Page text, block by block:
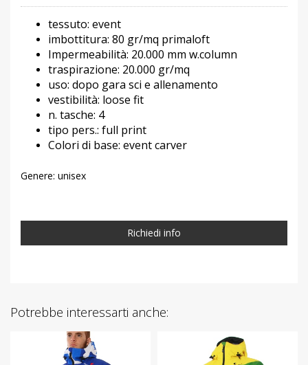
tessuto: event
imbottitura: 80 gr/mq primaloft
Impermeabilità: 20.000 mm w.column
traspirazione: 20.000 gr/mq
uso: dopo gara sci e allenamento
vestibilità: loose fit
n. tasche: 4
tipo pers.: full print
Colori di base: event carver
Genere: unisex
Richiedi info
Potrebbe interessarti anche: